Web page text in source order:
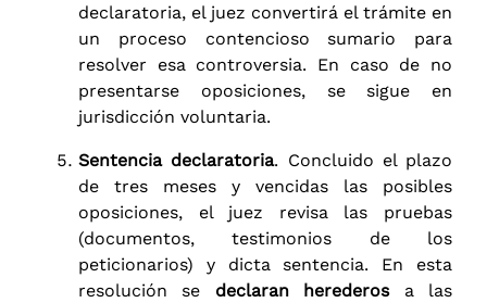
declaratoria, el juez convertirá el trámite en
un proceso contencioso sumario para
resolver esa controversia. En caso de no
presentarse oposiciones, se sigue en
jurisdicción voluntaria.
Sentencia declaratoria. Concluido el plazo
de tres meses y vencidas las posibles
oposiciones, el juez revisa las pruebas
(documentos, testimonios de los
peticionarios) y dicta sentencia. En esta
resolución se declaran herederosa las